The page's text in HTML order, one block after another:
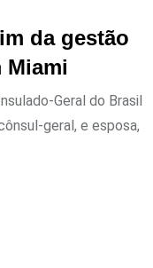
da gestão
Miami
Geral do Brasil
geral, e esposa,